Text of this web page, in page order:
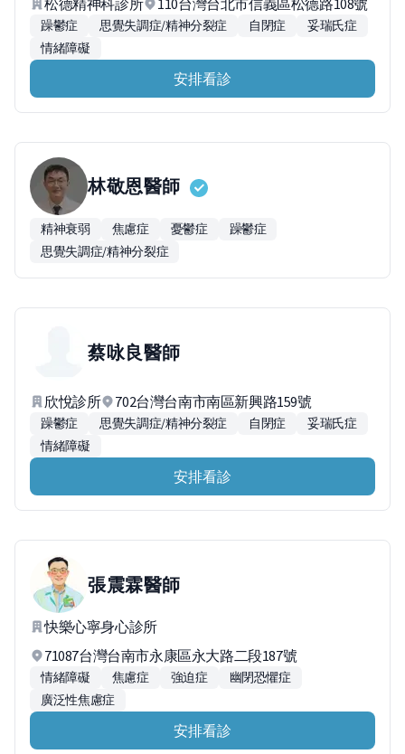
松德精神科診所 110台灣台北市信義區松德路108號
躁鬱症 思覺失調症/精神分裂症 自閉症
妥瑞氏症
情緒障礙
安排看診
林敬恩醫師
精神衰弱 焦慮症 憂鬱症
躁鬱症
思覺失調症/精神分裂症
蔡咏良醫師
欣悅診所 702台灣台南市南區新興路159號
躁鬱症 思覺失調症/精神分裂症 自閉症
妥瑞氏症
情緒障礙
安排看診
張震霖醫師
快樂心寧身心診所
71087台灣台南市永康區永大路二段187號
情緒障礙 焦慮症 強迫症
幽閉恐懼症
廣泛性焦慮症
安排看診